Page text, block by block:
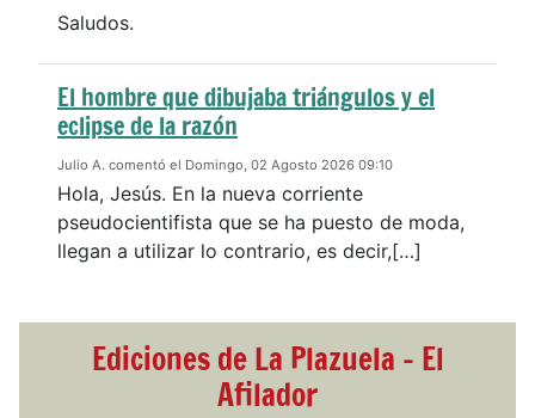
Saludos.
El hombre que dibujaba triángulos y el
eclipse de la razón
Julio A. comentó el Domingo, 02 Agosto 2026 09:10
Hola, Jesús. En la nueva corriente
pseudocientifista que se ha puesto de moda,
llegan a utilizar lo contrario, es decir,[…]
Ediciones de La Plazuela - El
Afilador